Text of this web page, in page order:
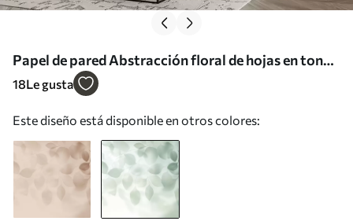
Papel de pared Abstracción floral de hojas en tonos
verdes Nr. w08492v1
18Le gusta
Este diseño está disponible en otros colores: